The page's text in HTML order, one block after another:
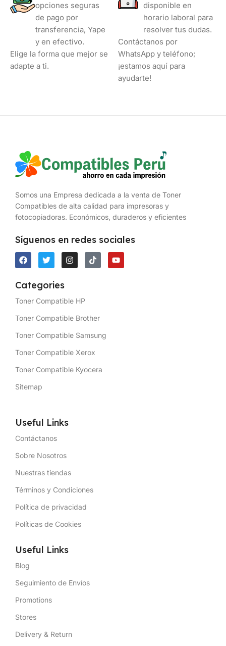
opciones seguras
de pago por
transferencia, Yape
y en efectivo.
Elige la forma que mejor se
adapte a ti.
disponible en
horario laboral para
resolver tus dudas.
Contáctanos por
WhatsApp y teléfono;
¡estamos aquí para
ayudarte!
Somos una Empresa dedicada a la venta de Toner
Compatibles de alta calidad para impresoras y
fotocopiadoras. Económicos, duraderos y eficientes
Síguenos en redes sociales
Categories
Toner Compatible HP
Toner Compatible Brother
Toner Compatible Samsung
Toner Compatible Xerox
Toner Compatible Kyocera
Sitemap
Useful Links
Contáctanos
Sobre Nosotros
Nuestras tiendas
Términos y Condiciones
Política de privacidad
Políticas de Cookies
Useful Links
Blog
Seguimiento de Envíos
Promotions
Stores
Delivery & Return